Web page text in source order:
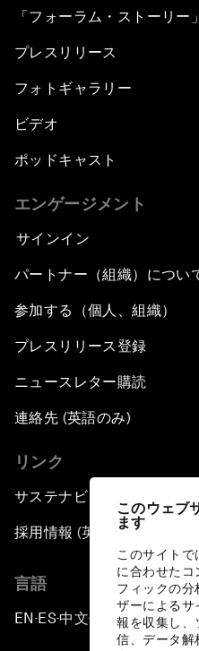
このウェブ
ます
このサイト
に合わせたコ
フィックの分
ザーによるサ
報を収集し、
信、データ解
「フォーラム・ストーリー」
プレスリリース
フォトギャラリー
ビデオ
ポッドキャスト
エンゲージメント
サインイン
パートナー（組織）につい
参加する（個人、組織）
プレスリリース登録
ニュースレター購読
連絡先 (英語のみ)
リンク
サステナビリティへの取り
採用情報 (英語のみ)
言語
EN ▪ES▪中文▪ 日本語